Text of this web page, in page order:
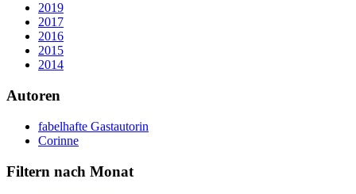
2019
2017
2016
2015
2014
Autoren
fabelhafte Gastautorin
Corinne
Filtern nach Monat